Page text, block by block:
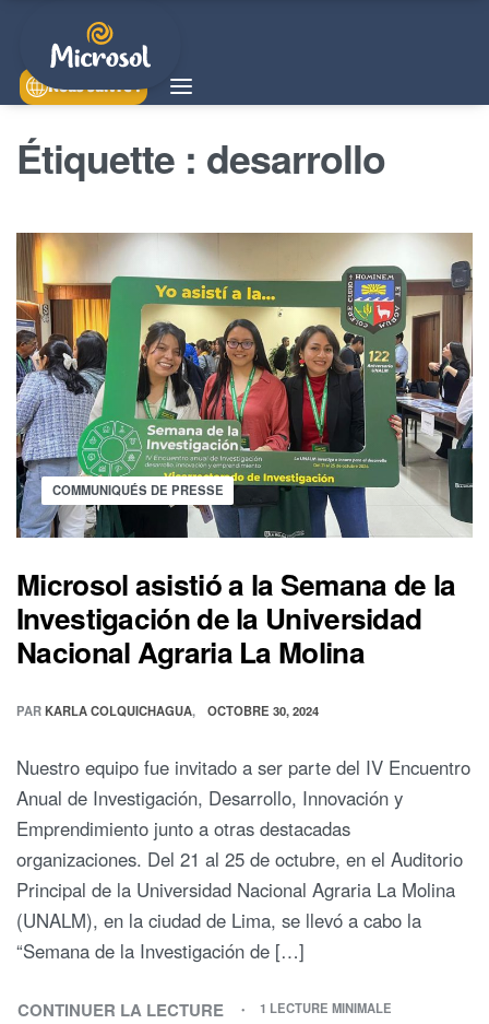
Nous suivre !
Étiquette : desarrollo
COMMUNIQUÉS DE PRESSE
Microsol asistió a la Semana de la
Investigación de la Universidad
Nacional Agraria La Molina
PARKARLA COLQUICHAGUA OCTOBRE 30, 2024
Nuestro equipo fue invitado a ser parte del IV Encuentro
Anual de Investigación, Desarrollo, Innovación y
Emprendimiento junto a otras destacadas
organizaciones. Del 21 al 25 de octubre, en el Auditorio
Principal de la Universidad Nacional Agraria La Molina
(UNALM), en la ciudad de Lima, se llevó a cabo la
“Semana de la Investigación de […]
CONTINUER LA LECTURE 1 LECTURE MINIMALE